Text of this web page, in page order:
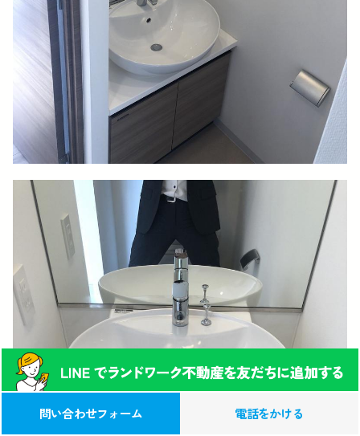
0120-039-315
（営業時間 9:00-17:00）
この物件への
お問い合わせ(無料)
問い合わせフォーム 電話をかける